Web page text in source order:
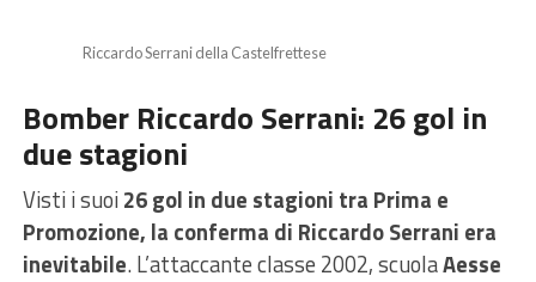
Riccardo Serrani della Castelfrettese
Bomber Riccardo Serrani: 26 gol in
due stagioni
Visti i suoi26 gol in due stagioni tra Prima e
Promozione, la conferma di Riccardo Serrani era
inevitabile. L’attaccante classe 2002, scuolaAesse